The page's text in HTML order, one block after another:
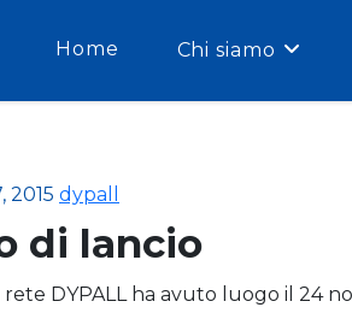
Home Chi siamo
2015 dypall
di lancio
DYPALL ha avuto luogo il 24